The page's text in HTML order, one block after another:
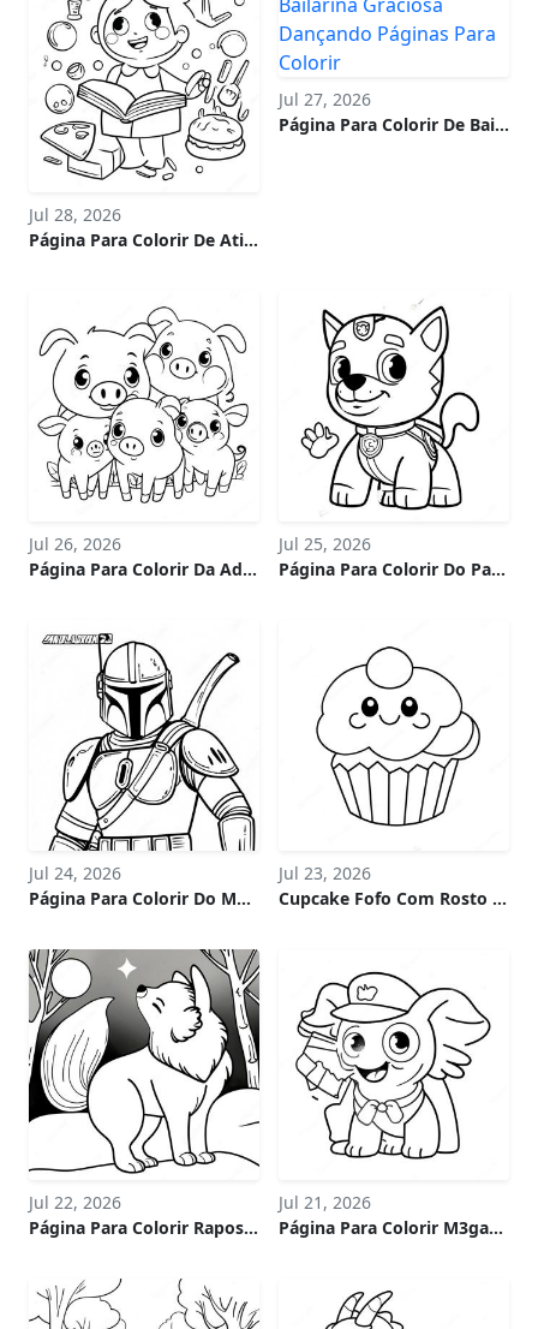
Jul 28, 2026
Página Para Colorir De Atividades Divertidas Para Tdah
Jul 27, 2026
Página Para Colorir De Bailarina Graciosa Dançando
Jul 26, 2026
Página Para Colorir Da Adorável Família De Porquinhos
Jul 25, 2026
Página Para Colorir Do Paw Patrol De Halloween Assustador
Jul 24, 2026
Página Para Colorir Do Mandaloriano Em Armadura De Batalha
Jul 23, 2026
Cupcake Fofo Com Rosto Sorridente Página De Colorir
Jul 22, 2026
Página Para Colorir Raposa Ártica Majestosa Uivando Para A Lua
Jul 21, 2026
Página Para Colorir M3gan Fofa